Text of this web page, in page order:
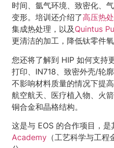
时间、氩气环境、致密化、
变形。培训还介绍了高压热
集成热处理，以及 Quintus
更清洁的加工，降低钛零件
您还将了解到 HIP 如何支持
打印、IN718、致密外壳/轮
不影响材料质量的情况下提
航空航天、医疗植入物、火
铜合金和晶格结构。
这是与 EOS 的合作项目，是
Academy （工艺科学与工